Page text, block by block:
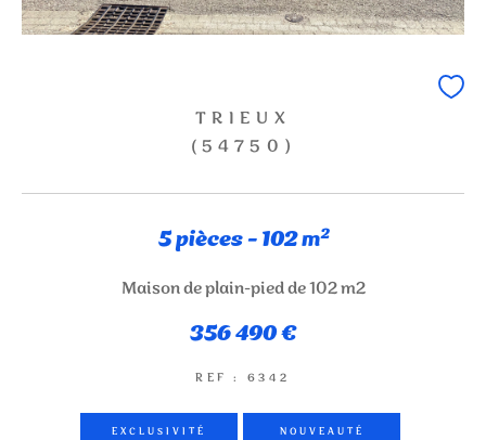
TRIEUX
(54750)
5 pièces - 102 m²
Maison de plain-pied de 102 m2
356 490 €
REF : 6342
EXCLUSIVITÉ NOUVEAUTÉ
FILTRER PAR
COUPS DE COEUR EXCLUSIVITÉS
RECHERCHER